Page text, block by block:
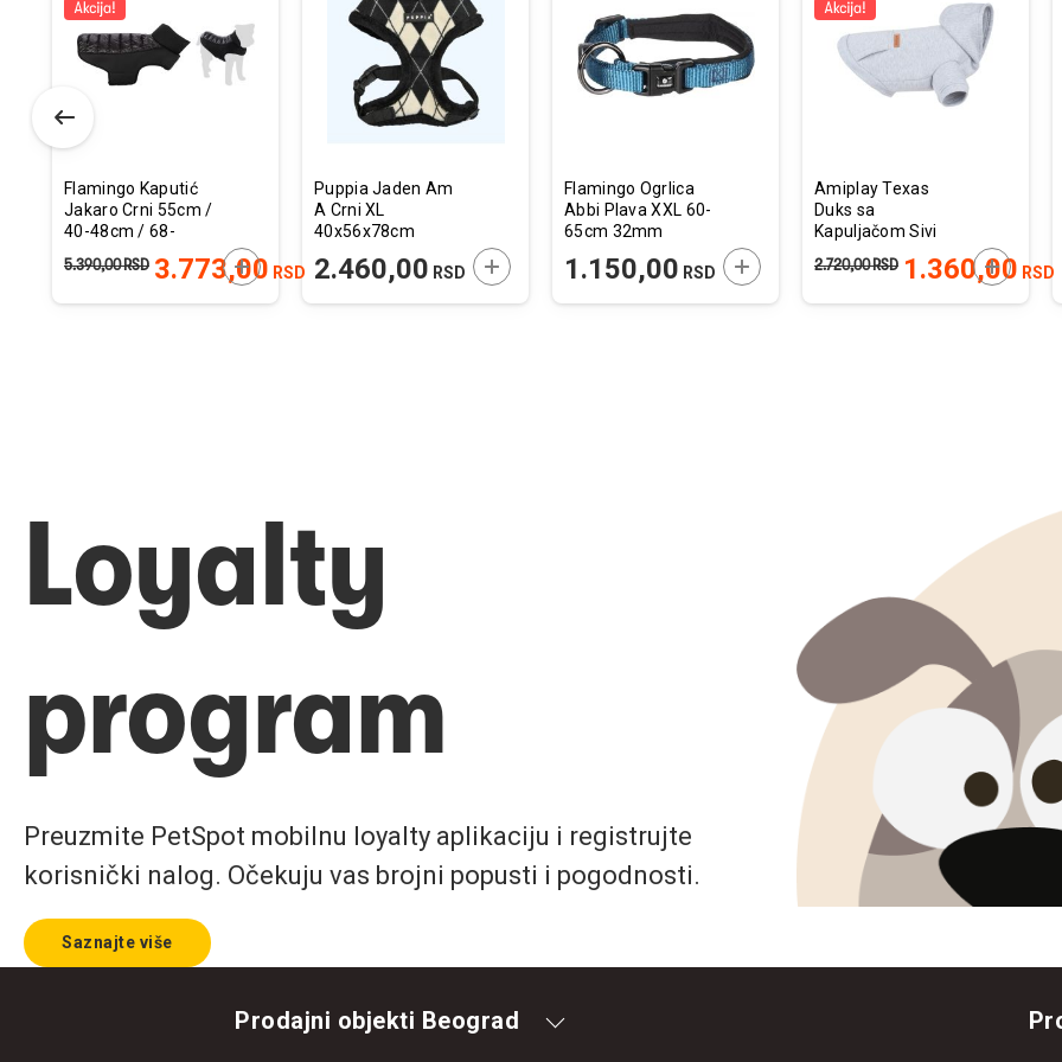
U KORPU
Flamingo Kaputić
Jakaro Crni 55cm /
40-48cm / 68-
3.773,00 RSD
5.390,00RSD DODAJTE U KORPU
listu
želja
Puppia Jaden Am
A Crni XL
40x56x78cm
2.460,00 RSD DODAJTE U KORPU
Flamingo Ogrlica
Abbi Plava XXL 60-
65cm 32mm
1.150,00 RSD DODAJTE U KORPU
listu
želja
Amiplay Texas
Duks sa
Kapuljačom Sivi
1.360,00 RSD
2.720,00RSD
u
listu
Loyalty
program
Preuzmite PetSpot mobilnu loyalty aplikaciju i registrujte
korisnički nalog. Očekuju vas brojni popusti i pogodnosti.
Saznajte više
Prodajni objekti Beograd